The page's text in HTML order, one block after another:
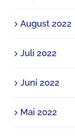
August 2022
Juli 2022
Juni 2022
Mai 2022